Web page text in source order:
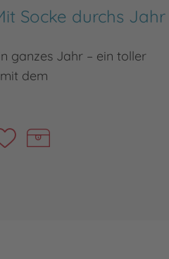
Socke durchs Jahr
ganzes Jahr – ein toller
dem